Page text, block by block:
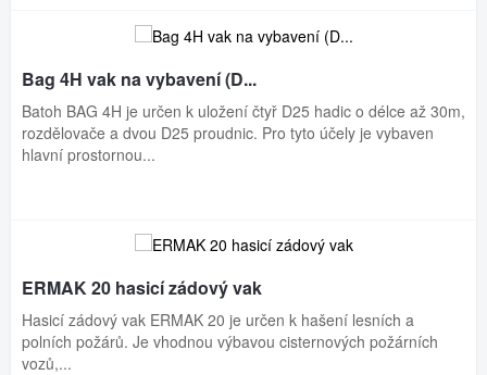
Bag 4H vak na vybavení (D...
Batoh BAG 4H je určen k uložení čtyř D25 hadic o délce až 30m,
rozdělovače a dvou D25 proudnic. Pro tyto účely je vybaven
hlavní prostornou...
ERMAK 20 hasicí zádový vak
Hasicí zádový vak ERMAK 20 je určen k hašení lesních a
polních požárů. Je vhodnou výbavou cisternových požárních
vozů,...